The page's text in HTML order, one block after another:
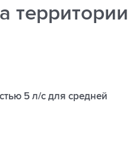
территории
5 л/с для средней